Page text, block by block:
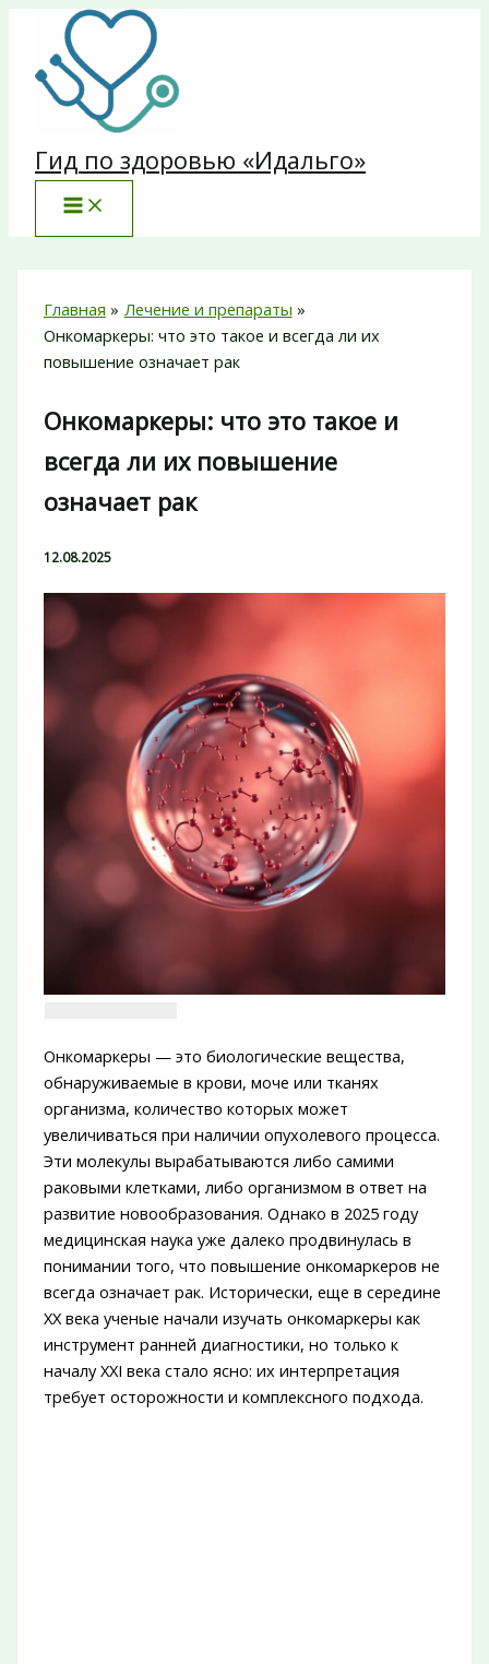
Перейти
содержимому
Гид по здоровью «Идальго»
Главная
Лечение и препараты
Онкомаркеры: что это такое и всегда ли их
повышение означает рак
Онкомаркеры: что это такое и
всегда ли их повышение
означает рак
12.08.2025
Онкомаркеры — это биологические вещества,
обнаруживаемые в крови, моче или тканях
организма, количество которых может
увеличиваться при наличии опухолевого процесса.
Эти молекулы вырабатываются либо самими
раковыми клетками, либо организмом в ответ на
развитие новообразования. Однако в 2025 году
медицинская наука уже далеко продвинулась в
понимании того, что повышение онкомаркеров не
всегда означает рак. Исторически, еще в середине
XX века ученые начали изучать онкомаркеры как
инструмент ранней диагностики, но только к
началу XXI века стало ясно: их интерпретация
требует осторожности и комплексного подхода.